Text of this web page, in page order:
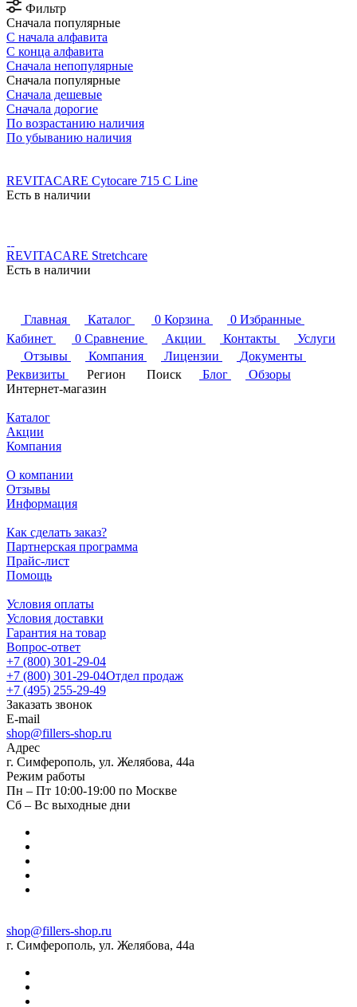
Фильтр
Сначала популярные
С начала алфавита
С конца алфавита
Сначала непопулярные
Сначала популярные
Сначала дешевые
Сначала дорогие
По возрастанию наличия
По убыванию наличия
REVITACARE Cytocare 715 C Line
Есть в наличии
REVITACARE Stretchcare
Есть в наличии
Главная Каталог 0 Корзина 0 Избранные
Кабинет
0 Сравнение Акции Контакты
Услуги
Отзывы
Компания Лицензии
Документы
Реквизиты
Регион Поиск Блог
Обзоры
Интернет-магазин
Каталог
Акции
Компания
О компании
Отзывы
Информация
Как сделать заказ?
Партнерская программа
Прайс-лист
Помощь
Условия оплаты
Условия доставки
Гарантия на товар
Вопрос-ответ
+7 (800) 301-29-04
+7 (800) 301-29-04Отдел продаж
+7 (495) 255-29-49
Заказать звонок
E-mail
shop@fillers-shop.ru
Адрес
г. Симферополь, ул. Желябова, 44а
Режим работы
Пн – Пт 10:00-19:00 по Москве
Сб – Вс выходные дни
shop@fillers-shop.ru
г. Симферополь, ул. Желябова, 44а